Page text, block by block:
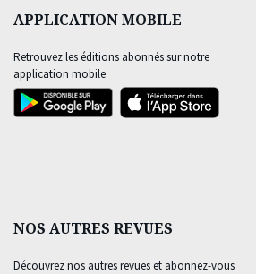
APPLICATION MOBILE
Retrouvez les éditions abonnés sur notre
application mobile
NOS AUTRES REVUES
Découvrez nos autres revues et abonnez-vous